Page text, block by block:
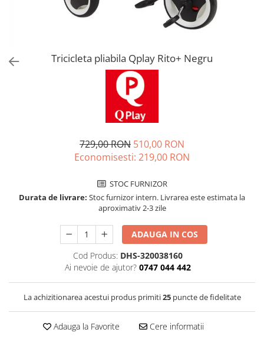
Jucarii educative
Jucarii electroniceTricicleta pliabila Qplay Rito+ Negru
729,00 RON 510,00 RON
Economisesti: 219,00 RON
STOC FURNIZOR
Durata de livrare: Stoc furnizor intern. Livrarea este estimata la
aproximativ 2-3 zile
ADAUGA IN COS
Cod Produs: DHS-320038160
Ai nevoie de ajutor? 0747 044 442
La achizitionarea acestui produs primiti25puncte de fidelitate
Adauga la Favorite Cere informatii